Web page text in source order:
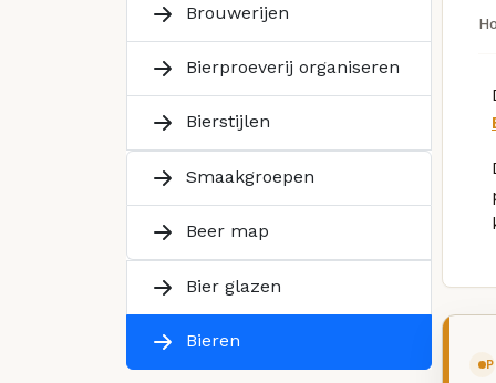
Brouwerijen
Bierproeverij organiseren
Bierstijlen
Smaakgroepen
Beer map
Bier glazen
Bieren